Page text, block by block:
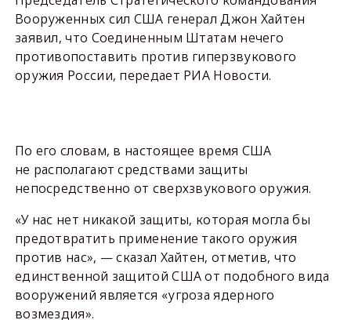
Вооруженных сил США генерал Джон Хайтен
заявил, что Соединенным Штатам нечего
противопоставить против гиперзвукового
оружия России, передает РИА Новости.
По его словам, в настоящее время США
не располагают средствами защиты
непосредственно от сверхзвукового оружия.
«У нас нет никакой защиты, которая могла бы
предотвратить применение такого оружия
против нас», — сказал Хайтен, отметив, что
единственной защитой США от подобного вида
вооружений является «угроза ядерного
возмездия».